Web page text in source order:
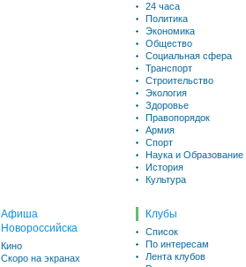
24 часа
Политика
Экономика
Общество
Социальная сфера
Транспорт
Строительство
Экология
Здоровье
Правопорядок
Армия
Спорт
Наука и Образование
История
Культура
Афиша
Новороссийска
Кино
Скоро на экранах
Клубы
Список
По интересам
Лента клубов